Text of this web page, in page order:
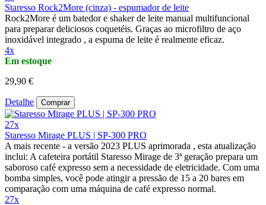
Staresso Rock2More (cinza) - espumador de leite
Rock2More é um batedor e shaker de leite manual multifuncional
para preparar deliciosos coquetéis. Graças ao microfiltro de aço
inoxidável integrado , a espuma de leite é realmente eficaz.
4x
Em estoque
29,90 €
Detalhe Comprar
27x
Staresso Mirage PLUS | SP-300 PRO
A mais recente - a versão 2023 PLUS aprimorada , esta atualização
inclui: A cafeteira portátil Staresso Mirage de 3ª geração prepara um
saboroso café expresso sem a necessidade de eletricidade. Com uma
bomba simples, você pode atingir a pressão de 15 a 20 bares em
comparação com uma máquina de café expresso normal.
27x